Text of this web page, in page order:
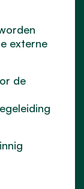
externe
de